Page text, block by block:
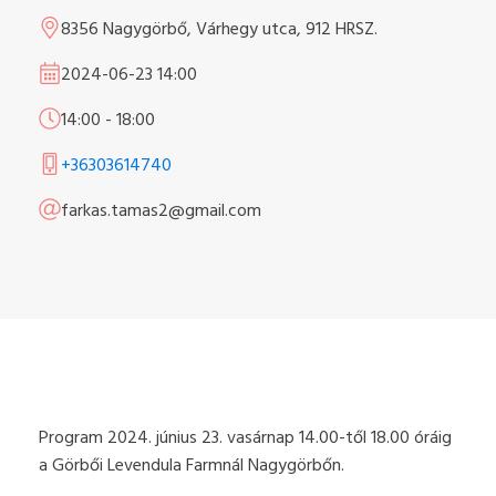
8356 Nagygörbő, Várhegy utca, 912 HRSZ.
2024-06-2314:00
14:00 -18:00
+36303614740
farkas.tamas2@gmail.com
Program 2024. június 23. vasárnap 14.00-től 18.00 óráig
a Görbői Levendula Farmnál Nagygörbőn.